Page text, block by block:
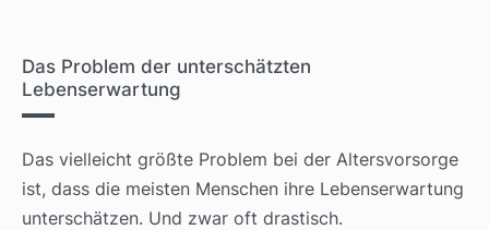
Das Problem der unterschätzten
Lebenserwartung
Das vielleicht größte Problem bei der Altersvorsorge
ist, dass die meisten Menschen ihre Lebenserwartung
unterschätzen. Und zwar oft drastisch.